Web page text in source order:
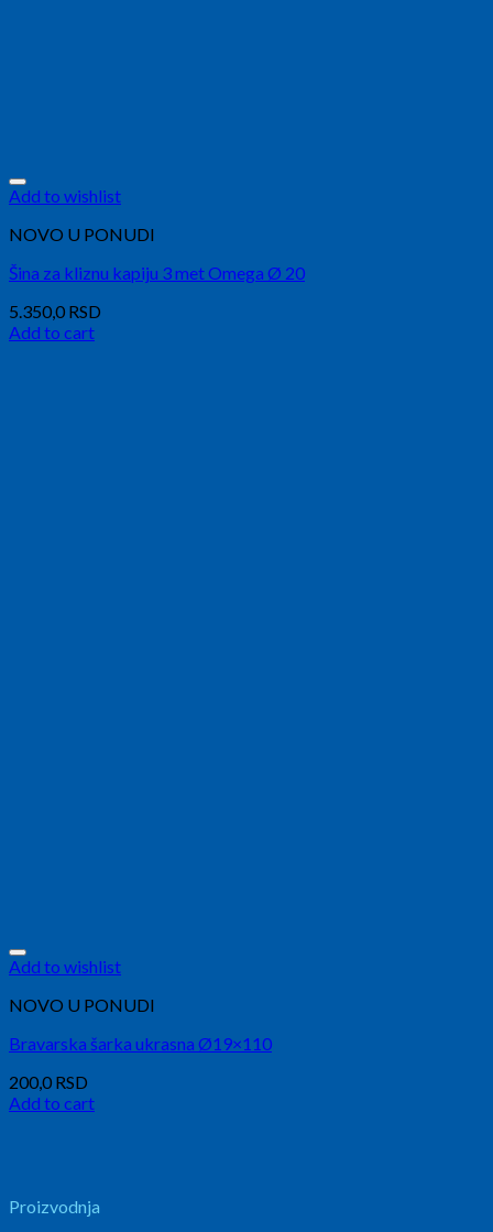
Add to wishlist
NOVO U PONUDI
Šina za kliznu kapiju 3 met Omega Ø 20
5.350,0 RSD
Add to cart
Add to wishlist
NOVO U PONUDI
Bravarska šarka ukrasna Ø19×110
200,0 RSD
Add to cart
Proizvodnja